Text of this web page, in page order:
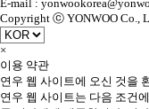
E-mail :
Copyright ⓒ YONWOO Co.,
×
이용 약관
연우 웹 사이트에 오신 것을
연우 웹 사이트는 다음 조건